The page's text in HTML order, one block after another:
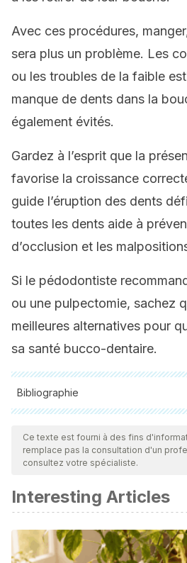
Avec ces procédures,
sera plus un problème. Les
ou les troubles de la faible
manque de dents dans la
également évités.
Gardez à l’esprit que la
favorise la croissance
guide l’éruption des dents
toutes les dents aide à
d’occlusion et les
Si le pédodontiste
ou une pulpectomie, sachez
meilleures alternatives pour
sa santé bucco-dentaire.
Bibliographie
Toutes les sources citées ont été
par notre équipe pour garantir leur
actualité et leur validité. La
ou scientifique
Oliveira-del Rio, J. A., Mendoza-
Solórzano, A. M. (2017).
temporales. Pulpotomía.Polo del
Ce texte est fourni à des fins
remplace pas la consultation d'un
consultez votre spécialiste.
Interesting Articles